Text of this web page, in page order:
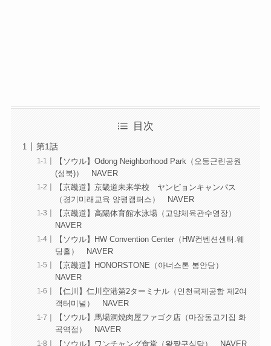
目次
第1話
【ソウル】Odong Neighborhood Park（오동근린공원
(성북)） NAVER
【京畿道】京畿道未来学校 ヤンピョンキャンパス
（경기미래교육 양평캠퍼스） NAVER
【京畿道】高陽体育館水泳場（고양체육관수영장）
NAVER
【ソウル】HW Convention Center（HW컨벤션센터.웨
딩홀） NAVER
【京畿道】HONORSTONE（아너스톤 봉안당）
NAVER
【仁川】仁川空港第2ターミナル（인천국제공항 제2여
객터미널） NAVER
【ソウル】馬場洞焼肉屋ファゴク店（마장동고기집 화
곡역점） NAVER
【ソウル】ワンチャング食堂（왕짱구식당） NAVER